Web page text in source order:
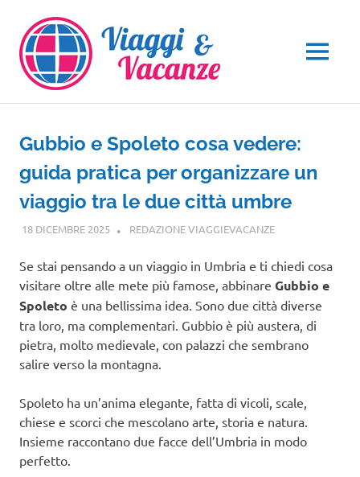
contenuto
MENU
Gubbio e Spoleto cosa vedere:
guida pratica per organizzare un
viaggio tra le due città umbre
18 DICEMBRE 2025 REDAZIONE VIAGGIEVACANZEGUIDE
Se stai pensando a un viaggio in Umbria e ti chiedi cosa
visitare oltre alle mete più famose, abbinare Gubbio e
Spoleto è una bellissima idea. Sono due città diverse
tra loro, ma complementari. Gubbio è più austera, di
pietra, molto medievale, con palazzi che sembrano
salire verso la montagna.
Spoleto ha un’anima elegante, fatta di vicoli, scale,
chiese e scorci che mescolano arte, storia e natura.
Insieme raccontano due facce dell’Umbria in modo
perfetto.